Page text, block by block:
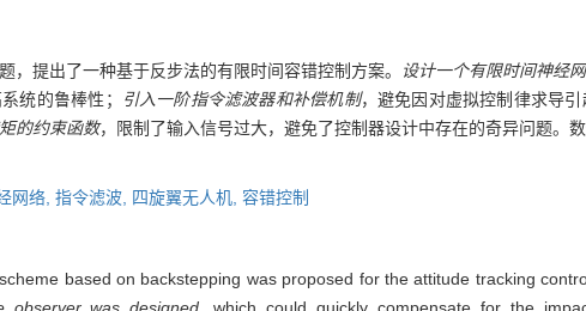
，提出了一种基于反步法的有限时间容错控制方案。 设计一个有限时间神经
统的鲁棒性；
引入一阶指令滤波器和补偿机制，避免因对虚拟控制律求导
的约束函数，限制了输入信号过大，避免了控制器设计中存在的奇异问题。
网络, 指令滤波, 四旋翼无人机, 容错控制
based on backstepping was proposed for the attitude tracking
observer was designed,
which could quickly compensate for the